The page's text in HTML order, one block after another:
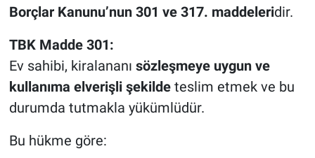
Borçlar Kanunu’nun 301 ve 317. maddeleridir.
TBK Madde 301:
Ev sahibi, kiralananı sözleşmeye uygun ve
kullanıma elverişli şekildeteslim etmek ve bu
durumda tutmakla yükümlüdür.
Bu hükme göre: